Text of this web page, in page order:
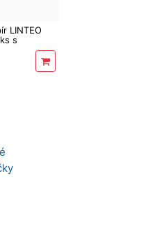
LINTEO
s